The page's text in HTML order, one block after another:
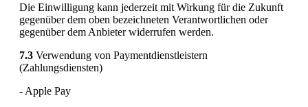
Die Einwilligung kann jederzeit mit Wirkung für die Zukunft
gegenüber dem oben bezeichneten Verantwortlichen oder
gegenüber dem Anbieter widerrufen werden.
7.3 Verwendung von Paymentdienstleistern
(Zahlungsdiensten)
- Apple Pay